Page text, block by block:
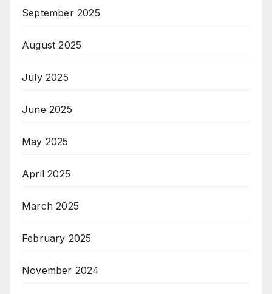
September 2025
August 2025
July 2025
June 2025
May 2025
April 2025
March 2025
February 2025
November 2024